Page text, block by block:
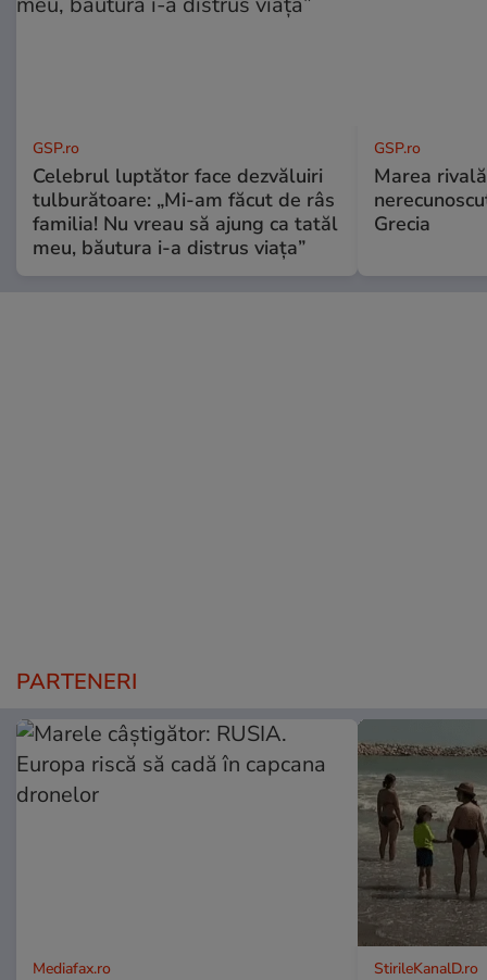
GSP.ro
Celebrul luptător face dezvăluiri
tulburătoare: „Mi-am făcut de râs
familia! Nu vreau să ajung ca tatăl
meu, băutura i-a distrus viața”
GSP.ro
Marea
Grecia
PARTENERI
Mediafax.ro StirileKanalD.ro